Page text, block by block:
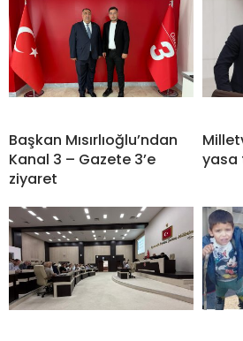
Başkan Mısırlıoğlu’ndan
Kanal 3 – Gazete 3’e
ziyaret
yasa